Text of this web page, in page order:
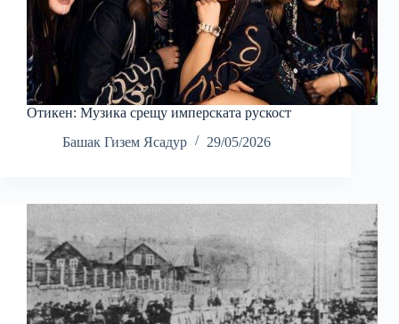
Отикен: Музика срещу имперската рускост
Башак Гизем Ясадур
29/05/2026